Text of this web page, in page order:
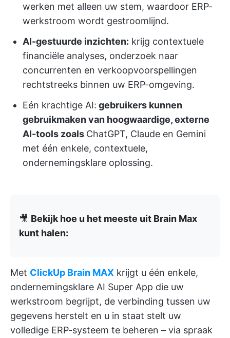
werken met alleen uw stem, waardoor ERP-
werkstroom wordt gestroomlijnd.
AI-gestuurde inzichten: krijg contextuele
financiële analyses, onderzoek naar
concurrenten en verkoopvoorspellingen
rechtstreeks binnen uw ERP-omgeving.
Eén krachtige AI: gebruikers kunnen
gebruikmaken van hoogwaardige, externe
AI-tools zoals ChatGPT, Claude en Gemini
met één enkele, contextuele,
ondernemingsklare oplossing.
🎥 Bekijk hoe u het meeste uit Brain Max
kunt halen:
Met ClickUp Brain MAX krijgt u één enkele,
ondernemingsklare AI Super App die uw
werkstroom begrijpt, de verbinding tussen uw
gegevens herstelt en u in staat stelt uw
volledige ERP-systeem te beheren – via spraak